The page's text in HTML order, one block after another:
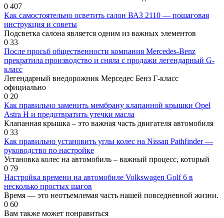
0 407
Как самостоятельно осветить салон ВАЗ 2110 — пошаговая
инструкция и советы
Подсветка салона является одним из важных элементов
0 33
После просьб общественности компания Mercedes-Benz
прекратила производство и сняла с продажи легендарный G-
класс
Легендарный внедорожник Мерседес Бенз Г-класс
официально
0 20
Как правильно заменить мембрану клапанной крышки Opel
Astra H и предотвратить утечки масла
Клапанная крышка – это важная часть двигателя автомобиля
0 33
Как правильно установить углы колес на Nissan Pathfinder —
руководство по настройке
Установка колес на автомобиль – важный процесс, который
0 79
Настройка времени на автомобиле Volkswagen Golf 6 в
несколько простых шагов
Время — это неотъемлемая часть нашей повседневной жизни.
0 60
Вам также может понравиться